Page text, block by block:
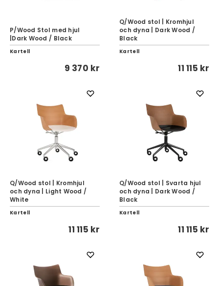
P/Wood Stol med hjul
|Dark Wood / Black
Kartell
9 370 kr
Q/Wood stol | Kromhjul
och dyna | Dark Wood /
Black
Kartell
11 115 kr
Q/Wood stol | Kromhjul
och dyna | Light Wood /
White
Kartell
11 115 kr
Q/Wood stol | Svarta hjul
och dyna | Dark Wood /
Black
Kartell
11 115 kr